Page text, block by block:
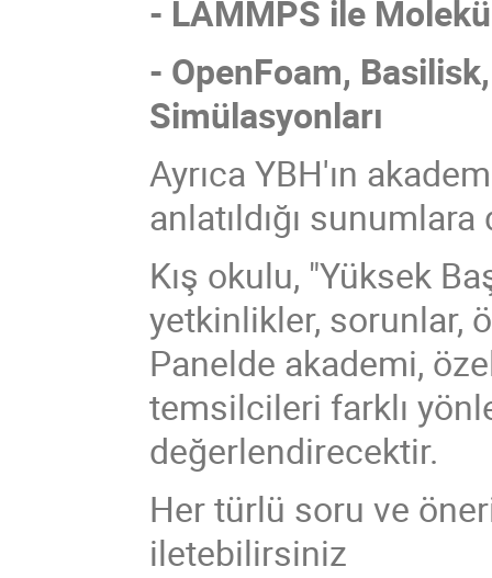
- LAMMPS ile
- OpenFoam,
Simülasyonları
Ayrıca YBH'ın
anlatıldığı
Kış okulu, "Yüksek
yetkinlikler, sorunlar,
Panelde akademi,
temsilcileri farklı
değerlendirecektir.
Her türlü soru ve
iletebilirsiniz